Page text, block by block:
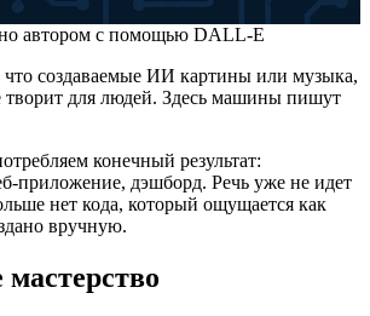
автором с помощью DALL-E
что создаваемые ИИ картины или музыка,
творит для людей. Здесь машины пишут
конечный результат:
приложение, дэшборд. Речь уже не идет
нет кода, который ощущается как
вручную.